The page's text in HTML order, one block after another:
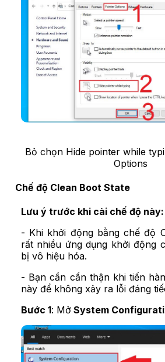
Bỏ chọn Hide pointer while
Options
Chế độ Clean Boot State
Lưu ý trước khi cài chế độ này:
- Khi khởi động bằng chế độ
rất nhiều ứng dụng khởi động
bị vô hiệu hóa.
- Bạn cần cẩn thận khi tiến
này để không xảy ra lỗi đáng
Bước 1: Mở System